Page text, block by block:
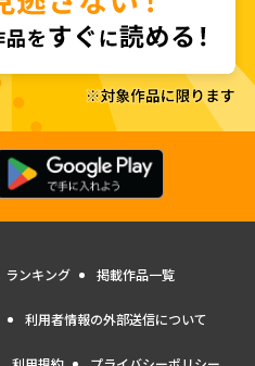
ランキング 掲載作品一覧
利用者情報の外部送信について